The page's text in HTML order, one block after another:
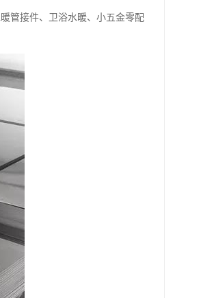
管接件、卫浴水暖、小五金零配